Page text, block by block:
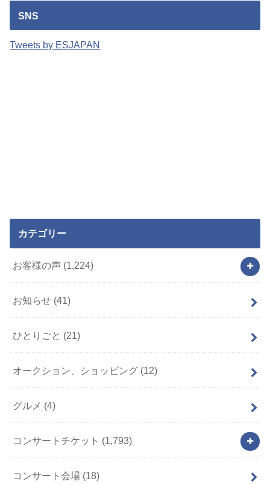
SNS
Tweets by ESJAPAN
カテゴリー
お客様の声 (1,224)
お知らせ (41)
ひとりごと (21)
オークション、ショッピング (12)
グルメ (4)
コンサートチケット (1,793)
コンサート会場 (18)